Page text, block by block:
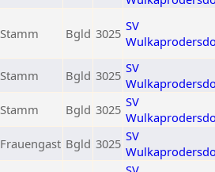
Stamm Bgld 3025 SV
Stamm Bgld 3025 SV
Stamm Bgld 3025 SV
Frauengast Bgld 3025 SV